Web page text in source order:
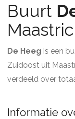
Buurt
De Heeg is een
Zuidoost uit
verdeeld over
Informatie